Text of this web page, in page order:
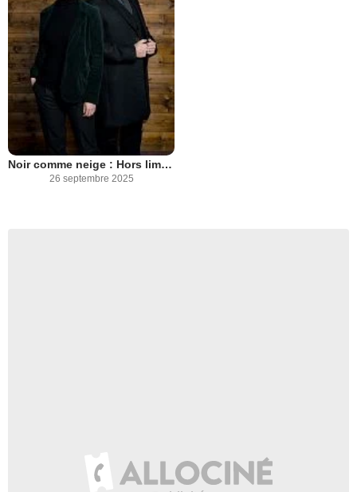
Noir comme neige : Hors limites
26 septembre 2025